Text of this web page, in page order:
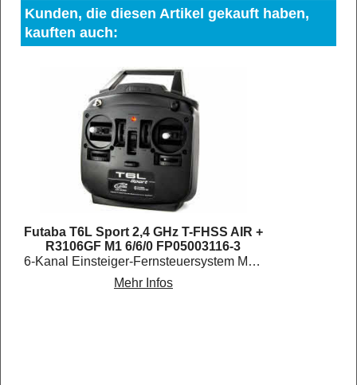
Kunden, die diesen Artikel gekauft haben,
kauften auch:
Futaba T6L Sport 2,4 GHz T-FHSS AIR +
R3106GF M1 6/6/0 FP05003116-3
6-Kanal Einsteiger-Fernsteuersystem Mode 1, Gas rechts
Mehr Infos